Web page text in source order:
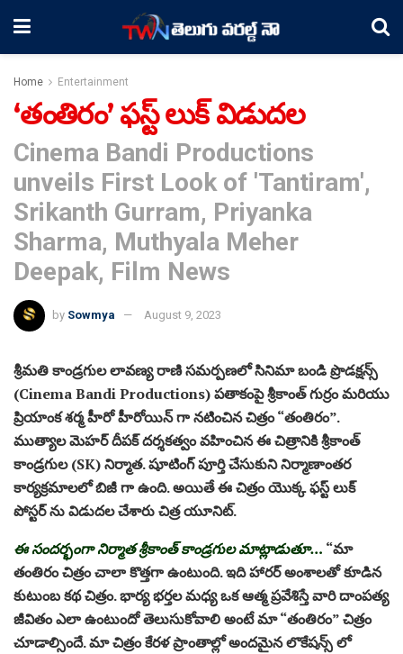
Home Entertainment
‘తంతిరం’ ఫస్ట్ లుక్ విడుదల
Cinema Bandi Productions
unveils First Look of 'Tantiram',
Srikanth Gurram, Priyanka
Sharma, Muthyala Meher
Deepak, Film News
by Sowmya August 9, 2023
శ్రీమతి కాండ్రగుల లావణ్య రాణి సమర్పణలో సినిమా బండి ప్రొడక్షన్స్
(Cinema Bandi Productions) పతాకంపై శ్రీకాంత్ గుర్రం మరియు
ప్రియాంక శర్మ హీరో హీరోయిన్ గా నటించిన చిత్రం “తంతిరం”.
ముత్యాల మెహర్ దీపక్ దర్శకత్వం వహించిన ఈ చిత్రానికి శ్రీకాంత్
కాండ్రగుల (SK) నిర్మాత. షూటింగ్ పూర్తి చేసుకుని నిర్మాణాంతర
కార్యక్రమాలలో బిజీ గా ఉంది. అయితే ఈ చిత్రం యొక్క ఫస్ట్ లుక్
పోస్టర్ ను విడుదల చేశారు చిత్ర యూనిట్.
ఈ సందర్భంగా నిర్మాత శ్రీకాంత్ కాండ్రగుల మాట్లాడుతూ… “మా
తంతిరం చిత్రం చాలా కొత్తగా ఉంటుంది. ఇది హారర్ అంశాలతో కూడిన
కుటుంబ కథ చిత్రం. భార్య భర్తల మధ్య ఒక ఆత్మ ప్రవేశిస్తే వారి దాంపత్య
జీవితం ఎలా ఉంటుందో తెలుసుకోవాలి అంటే మా “తంతిరం” చిత్రం
చూడాల్సిందే. మా చిత్రం కేరళ ప్రాంతాల్లో అందమైన లొకేషన్స్ లో